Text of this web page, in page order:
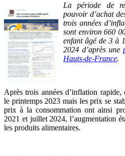
La période de
pouvoir d’achat
trois années
sont environ 660
enfant âgé de 3 à
2024 d’après une
Hauts-de-France.
Après trois années d’inflation rapide,
le printemps 2023 mais les prix se
prix à la consommation ont ainsi
2021 et juillet 2024, l’augmentation
les produits alimentaires.